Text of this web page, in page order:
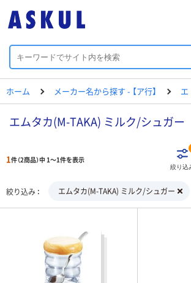
ホーム メーカー名から探す - 【ア行】 エ
エムタカ(M-TAKA) ミルク/シュガー
1件（2商品）中 1～1件を表示
絞り込
絞り込み エムタカ(M-TAKA) ミルク/シュガー